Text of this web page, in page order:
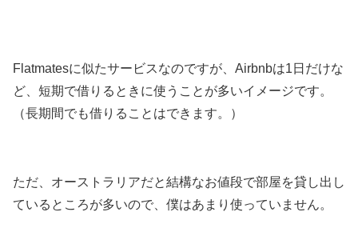
Flatmatesに似たサービスなのですが、Airbnbは1日だけな
ど、短期で借りるときに使うことが多いイメージです。
（長期間でも借りることはできます。）
ただ、オーストラリアだと結構なお値段で部屋を貸し出し
ているところが多いので、僕はあまり使っていません。